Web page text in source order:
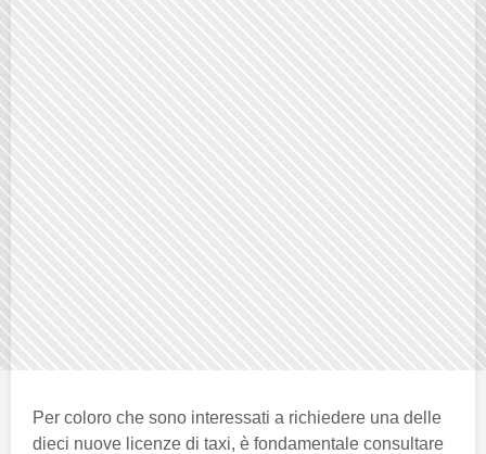
Per coloro che sono interessati a richiedere una delle
dieci nuove licenze di taxi, è fondamentale consultare